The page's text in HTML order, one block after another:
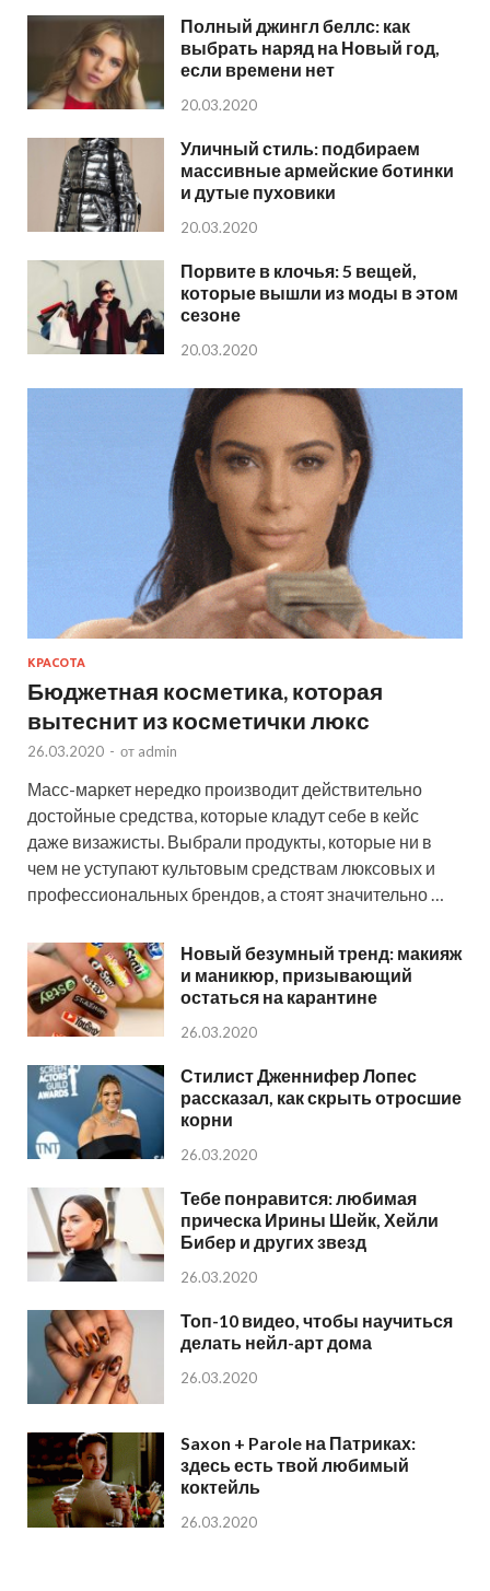
Полный джингл беллс: как
выбрать наряд на Новый год,
если времени нет
20.03.2020
Уличный стиль: подбираем
массивные армейские ботинки
и дутые пуховики
20.03.2020
Порвите в клочья: 5 вещей,
которые вышли из моды в этом
сезоне
20.03.2020
КРАСОТА
Бюджетная косметика, которая
вытеснит из косметички люкс
26.03.2020 - от admin
Масс-маркет нередко производит действительно
достойные средства, которые кладут себе в кейс
даже визажисты. Выбрали продукты, которые ни в
чем не уступают культовым средствам люксовых и
профессиональных брендов, а стоят значительно …
Новый безумный тренд: макияж
и маникюр, призывающий
остаться на карантине
26.03.2020
Стилист Дженнифер Лопес
рассказал, как скрыть отросшие
корни
26.03.2020
Тебе понравится: любимая
прическа Ирины Шейк, Хейли
Бибер и других звезд
26.03.2020
Топ-10 видео, чтобы научиться
делать нейл-арт дома
26.03.2020
Saxon + Parole на Патриках:
здесь есть твой любимый
коктейль
26.03.2020